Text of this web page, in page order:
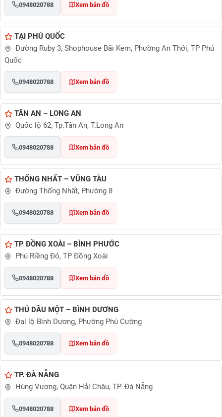
0948020788 Xem bản đồ
TẠI PHÚ QUỐC
Đường Ruby 3, Shophouse Bãi Kem, Phường An Thới, TP Phú
Quốc
0948020788 Xem bản đồ
TÂN AN – LONG AN
Quốc lộ 62, Tp.Tân An, T.Long An
0948020788 Xem bản đồ
THỐNG NHẤT – VŨNG TÀU
Đường Thống Nhất, Phường 8
0948020788 Xem bản đồ
TP ĐỒNG XOÀI – BÌNH PHƯỚC
Phú Riềng Đỏ, TP Đồng Xoài
0948020788 Xem bản đồ
THỦ DẦU MỘT – BÌNH DƯƠNG
Đại lộ Bình Dương, Phường Phú Cường
0948020788 Xem bản đồ
TP. ĐÀ NẴNG
Hùng Vương, Quận Hải Châu, TP. Đà Nẵng
0948020788 Xem bản đồ